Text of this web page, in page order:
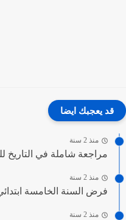
قد يعجبك ايضا
منذ 2 سنة
مراجعة شاملة في التاريخ للسنة الرابعة 4
منذ 2 سنة
فرض السنة الخامسة ابتدائي
منذ 2 سنة